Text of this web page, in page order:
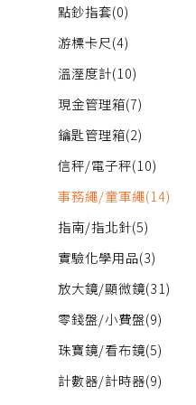
點鈔指套(0)
游標卡尺(4)
溫溼度計(10)
現金管理箱(7)
鑰匙管理箱(2)
信秤/電子秤(10)
事務繩/童軍繩(14)
指南/指北針(5)
實驗化學用品(3)
放大鏡/顯微鏡(31)
零錢盤/小費盤(9)
珠寶鏡/看布鏡(5)
計數器/計時器(9)